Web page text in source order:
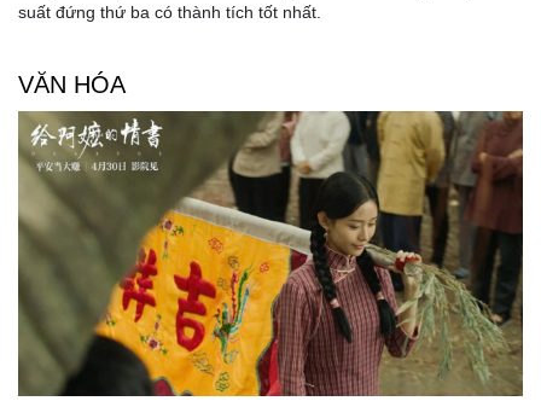
suất đứng thứ ba có thành tích tốt nhất.
VĂN HÓA